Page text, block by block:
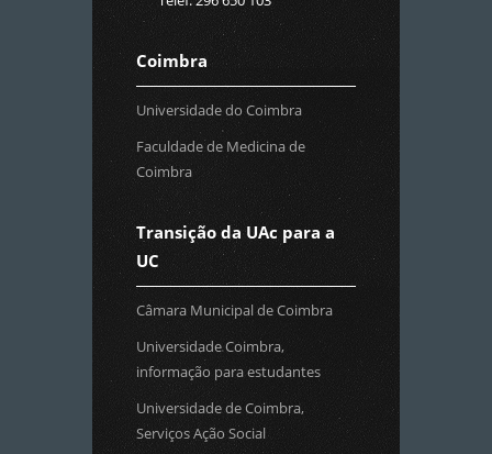
Coimbra
Universidade do Coimbra
Faculdade de Medicina de
Coimbra
Transição da UAc para a
UC
Câmara Municipal de Coimbra
Universidade Coimbra,
informação para estudantes
Universidade de Coimbra,
Serviços Ação Social